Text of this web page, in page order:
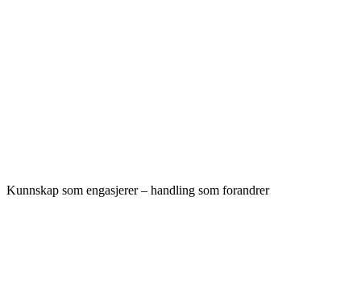
Kunnskap som engasjerer – handling som forandrer